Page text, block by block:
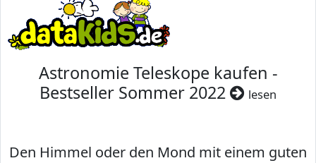
Astronomie Teleskope kaufen -
Bestseller Sommer 2022
lesen
Den Himmel oder den Mond mit einem guten